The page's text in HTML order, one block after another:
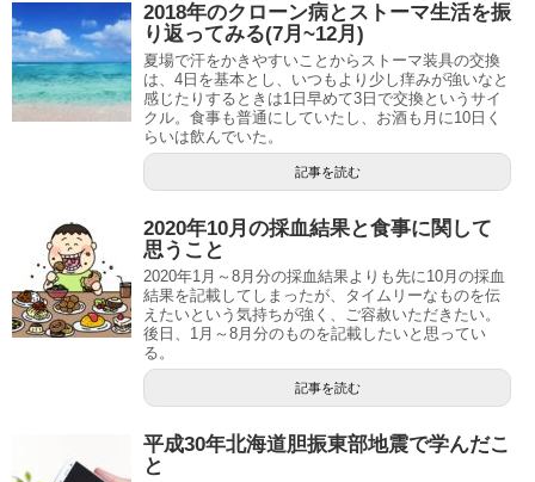
2018年のクローン病とストーマ生活を振
り返ってみる(7月~12月)
夏場で汗をかきやすいことからストーマ装具の交換
は、4日を基本とし、いつもより少し痒みが強いなと
感じたりするときは1日早めて3日で交換というサイ
クル。食事も普通にしていたし、お酒も月に10日く
らいは飲んでいた。
記事を読む
2020年10月の採血結果と食事に関して
思うこと
2020年1月～8月分の採血結果よりも先に10月の採血
結果を記載してしまったが、タイムリーなものを伝
えたいという気持ちが強く、ご容赦いただきたい。
後日、1月～8月分のものを記載したいと思ってい
る。
記事を読む
平成30年北海道胆振東部地震で学んだこ
と